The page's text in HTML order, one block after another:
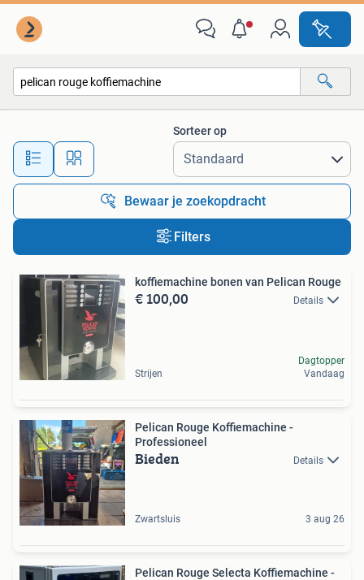
Alle afstanden…
Sorteer op
Bewaar je zoekopdracht
Filters
koffiemachine bonen van Pelican Rouge
€ 100,00 Details
Strijen
Dagtopper
Vandaag
Pelican Rouge Koffiemachine -
Professioneel
Bieden Details
Zwartsluis 3 aug 26
Pelican Rouge Selecta Koffiemachine -